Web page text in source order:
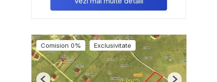
Comision 0% Exclusivitate